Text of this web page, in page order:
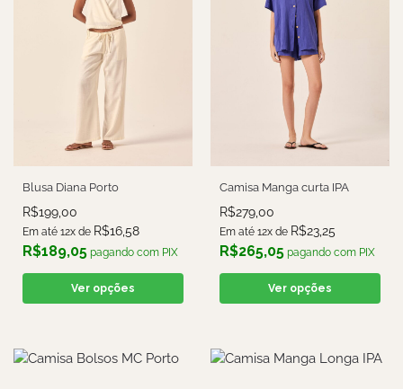
Blusa Diana Porto
R$199,00
Em até 12x de R$16,58
R$189,05 pagando com PIX
Ver opções
Camisa Manga curta IPA
R$279,00
Em até 12x de R$23,25
R$265,05 pagando com PIX
Ver opções